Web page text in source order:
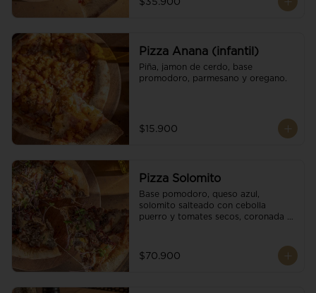
$35.900
Pizza Anana (infantil)
Piña, jamon de cerdo, base
promodoro, parmesano y oregano.
$15.900
Pizza Solomito
Base pomodoro, queso azul,
solomito salteado con cebolla
puerro y tomates secos, coronada
$70.900